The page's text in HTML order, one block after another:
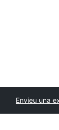
Envieu una